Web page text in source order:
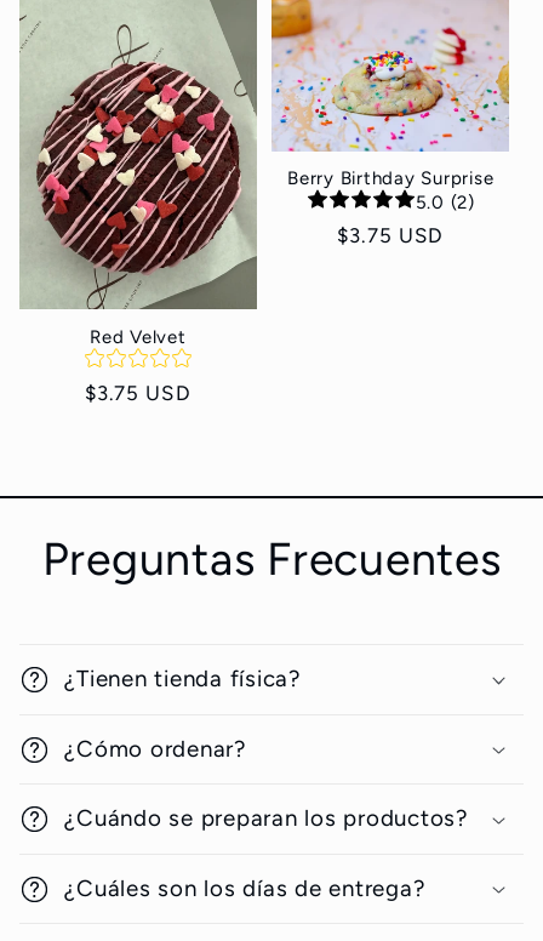
Red Velvet
Precio
$3.75 USD
Berry Birthday Surprise
5.0 (2)
Precio
$3.75 USD
Preguntas Frecuentes
¿Tienen tienda física?
¿Cómo ordenar?
¿Cuándo se preparan los productos?
¿Cuáles son los días de entrega?